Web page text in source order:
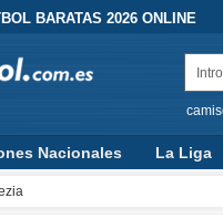
BARATAS 2026 ONLINE
Nacionales La Liga